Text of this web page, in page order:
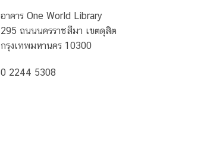
อาคาร One World Library
295 ถนนนครราชสีมา เขตดุสิต
กรุงเทพมหานคร 10300
0 2244 5308